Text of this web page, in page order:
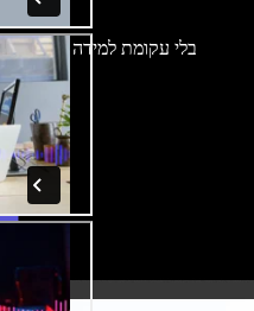
בלי עקומת למידה – הכול